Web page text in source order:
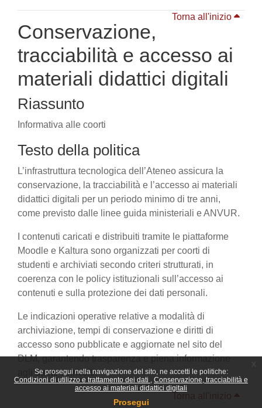
Se prosegui nella navigazione del sito, ne accetti le politiche:
Condizioni di utilizzo e trattamento dei dati
Conservazione, tracciabilità e
accesso ai materiali didattici digitali
Prosegui
Torna all'inizio
Conservazione,
tracciabilità e accesso ai
materiali didattici digitali
Riassunto
Informativa alle coorti
Testo della politica
L’infrastruttura tecnologica dell’Ateneo assicura la
conservazione, la tracciabilità e l’accesso ai materiali
didattici digitali per un periodo minimo di tre anni,
come previsto dalle linee guida ministeriali e ANVUR.
I contenuti caricati e distribuiti tramite le piattaforme
Moodle e Kaltura sono organizzati per coorti di
studenti e archiviati secondo criteri strutturati, in
coerenza con le policy istituzionali sull’accesso ai
contenuti e sulla protezione dei dati personali.
Le indicazioni operative relative a modalità di
archiviazione, tempi di conservazione e diritti di
accesso sono pubblicate e aggiornate nel sito del
DLM, garantendo trasparenza e piena informazione
agli utenti coinvolti.